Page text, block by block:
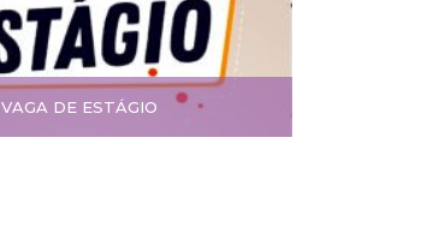
VAGA DE ESTÁGIO